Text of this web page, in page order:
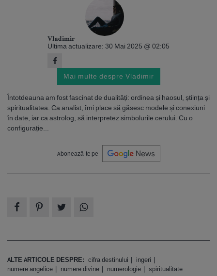
Vladimir
Ultima actualizare: 30 Mai 2025 @ 02:05
Mai multe despre Vladimir
Întotdeauna am fost fascinat de dualități: ordinea și haosul, știința și
spiritualitatea. Ca analist, îmi place să găsesc modele și conexiuni
în date, iar ca astrolog, să interpretez simbolurile cerului. Cu o
configurație...
Abonează-te pe
ALTE ARTICOLE DESPRE: cifra destinului
ingeri
numere angelice
numere divine numerologie spiritualitate